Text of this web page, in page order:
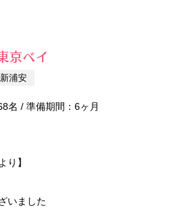
京ベイ
浦安
名 / 準備期間：6ヶ月
り】
いました